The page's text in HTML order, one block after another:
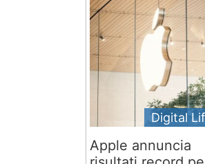
Digital
Apple annuncia